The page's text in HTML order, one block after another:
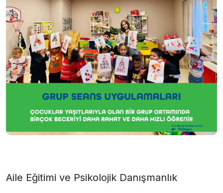
Aile Eğitimi ve Psikolojik Danışmanlık